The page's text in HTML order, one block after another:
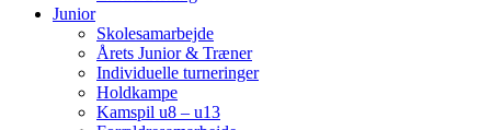
Junior
Skolesamarbejde
Årets Junior & Træner
Individuelle turneringer
Holdkampe
Kamspil u8 – u13